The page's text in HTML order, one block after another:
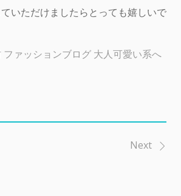
いただけましたらとっても嬉しいで
Next